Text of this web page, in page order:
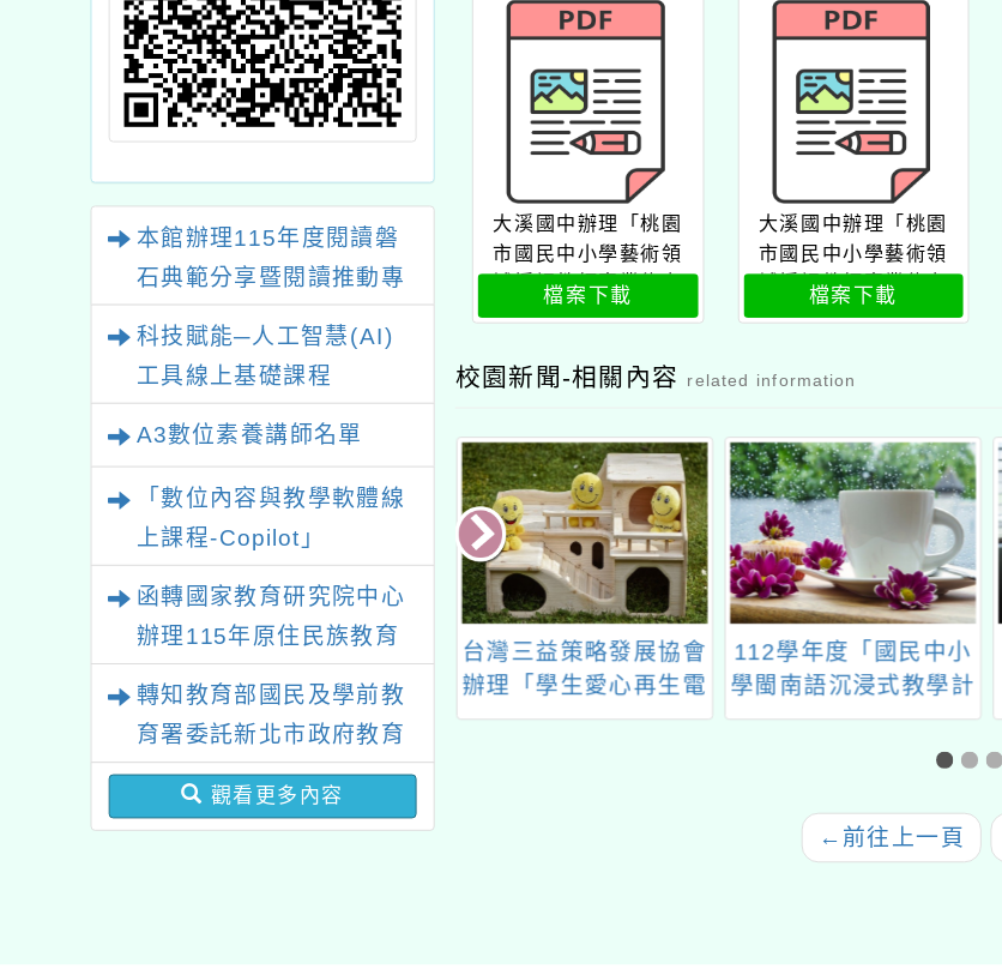
本館辦理115年度閱讀磐
石典範分享暨閱讀推動專
科技賦能─人工智慧(AI)
工具線上基礎課程
A3數位素養講師名單
「數位內容與教學軟體線
上課程-Copilot」
函轉國家教育研究院中心
辦理115年原住民族教育
育國際趨勢與發展」
轉知教育部國民及學前教
育署委託新北市政府教育
局辦理「115年度教師專
業成長研習實施計畫－夢
觀看更多內容
大溪國中辦理「桃園
市國民中小學藝術領
域授課教師專業能力
增能研習」公文大溪
檔案下載
大溪國中辦理「桃園
市國民中小學藝術領
域授課教師專業能力
增能研習」公文
檔案下載
校園新聞-相關內容 related information
部「113年表
土語言傑出貢
訂徵件期限由
「第66屆中小學科學
展覽會」實施計畫
台灣三益策略發展協會
辦理「學生愛心再生電
腦申請」
112學年度「國民中小
學閩南語沉浸式教學計
畫」成果發表會
← 前往上一頁